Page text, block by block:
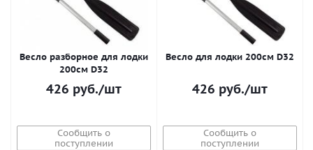
Весло разборное для лодки
200см D32
426 руб./шт
Сообщить о
поступлении
Весло для лодки 200см D32
426 руб./шт
Сообщить о
поступлении